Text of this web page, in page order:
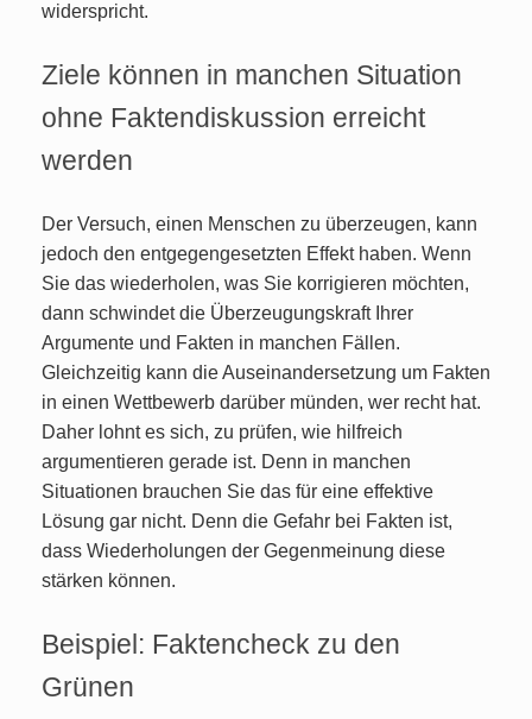
widerspricht.
Ziele können in manchen Situation
ohne Faktendiskussion erreicht
werden
Der Versuch, einen Menschen zu überzeugen, kann
jedoch den entgegengesetzten Effekt haben. Wenn
Sie das wiederholen, was Sie korrigieren möchten,
dann schwindet die Überzeugungskraft Ihrer
Argumente und Fakten in manchen Fällen.
Gleichzeitig kann die Auseinandersetzung um Fakten
in einen Wettbewerb darüber münden, wer recht hat.
Daher lohnt es sich, zu prüfen, wie hilfreich
argumentieren gerade ist. Denn in manchen
Situationen brauchen Sie das für eine effektive
Lösung gar nicht. Denn die Gefahr bei Fakten ist,
dass Wiederholungen der Gegenmeinung diese
stärken können.
Beispiel: Faktencheck zu den
Grünen